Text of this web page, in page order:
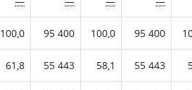
100,0 95 400 100,0 95 400
61,8 55 443 58,1 55 443